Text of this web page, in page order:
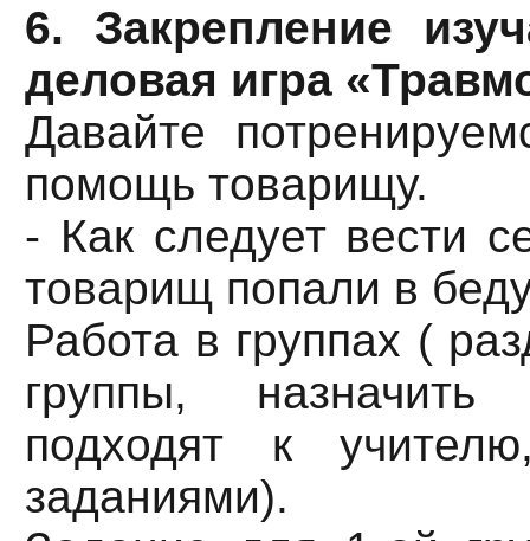
6. Закрепление
деловая игра
Давайте
помощь товарищу.
- Как следует вести
товарищ попали в
Работа в группах (
группы,
подходят к
заданиями).